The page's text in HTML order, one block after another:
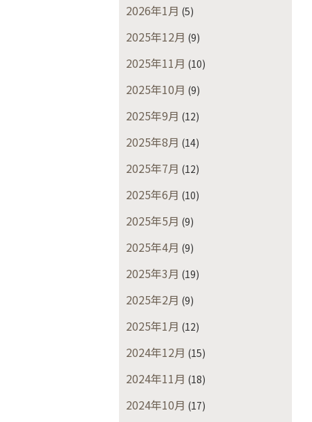
2026年1月 (5)
2025年12月 (9)
2025年11月 (10)
2025年10月 (9)
2025年9月 (12)
2025年8月 (14)
2025年7月 (12)
2025年6月 (10)
2025年5月 (9)
2025年4月 (9)
2025年3月 (19)
2025年2月 (9)
2025年1月 (12)
2024年12月 (15)
2024年11月 (18)
2024年10月 (17)